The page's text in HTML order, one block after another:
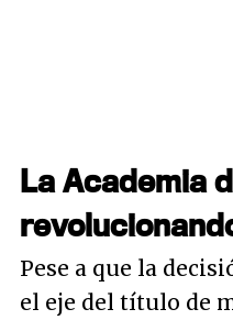
La Academia
Pese a que la
el eje del título de